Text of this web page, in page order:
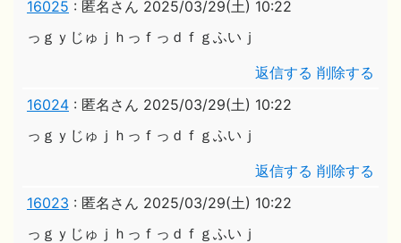
16025 : 匿名さん 2025/03/29(土) 10:22
っｇｙじゅｊｈっｆっｄｆｇふいｊ
返信する 削除する
16024 : 匿名さん 2025/03/29(土) 10:22
っｇｙじゅｊｈっｆっｄｆｇふいｊ
返信する 削除する
16023 : 匿名さん 2025/03/29(土) 10:22
っｇｙじゅｊｈっｆっｄｆｇふいｊ